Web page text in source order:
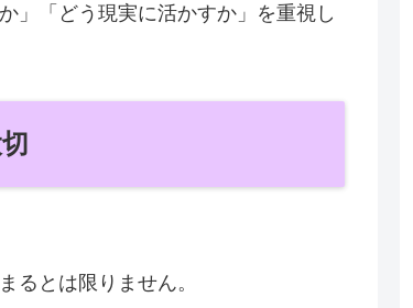
」「どう現実に活かすか」を重視し
るとは限りません。